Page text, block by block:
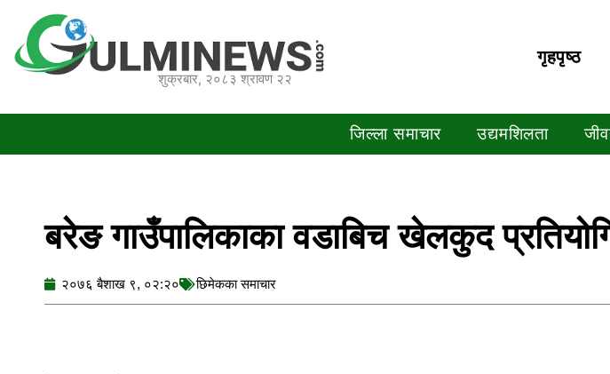
content
शुक्रबार, २०८३ श्रावण २२
गृहपृष्‍ठ
जिल्ला समाचार उद्यमशिलता
बरेङ गाउँपालिकाका वडाबिच खेलकुद
२०७६ बैशाख ९, ०२:२० छिमेकका समाचार